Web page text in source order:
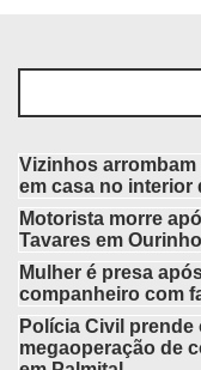
Vizinhos
em casa no interior
Motorista morre
Tavares em
Mulher é presa
companheiro com
Polícia Civil
megaoperação de